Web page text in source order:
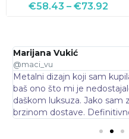
€58.43 – €73.92
Marijana Vukić
@maci_vu
Metalni dizajn koji sam
baš ono što mi je
daškom luksuza. Jako sam
brzinom dostave.